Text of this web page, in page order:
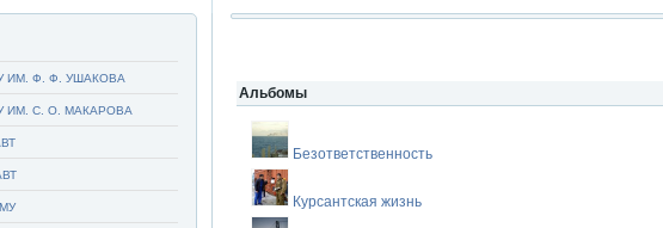
Альбомы
Безответственность
Курсантская жизнь
ИМ. Ф. Ф. УШАКОВА
ИМ. С. О. МАКАРОВА